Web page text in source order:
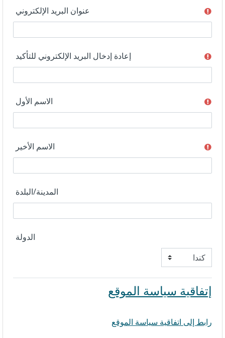
عنوان البريد الإلكتروني
إعادة إدخال البريد الإلكتروني للتأكيد
الاسم الأول
الاسم الأخير
المدينة/البلدة
الدولة
إتفاقية سياسة الموقع
رابط إلى اتفاقية سياسة الموقع